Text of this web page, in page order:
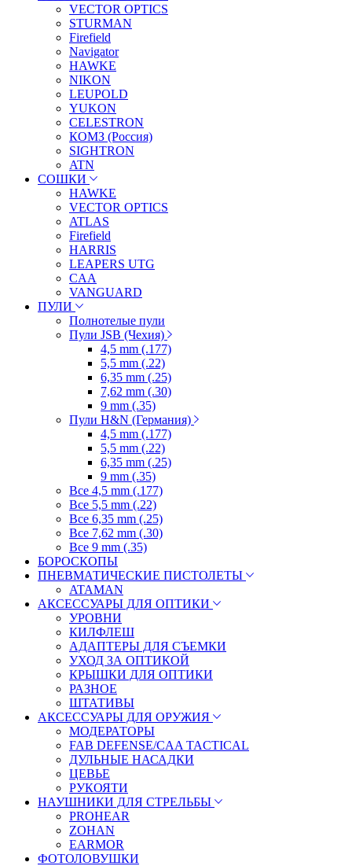
VECTOR OPTICS
STURMAN
Firefield
Navigator
HAWKE
NIKON
LEUPOLD
YUKON
CELESTRON
КОМЗ (Россия)
SIGHTRON
ATN
СОШКИ
HAWKE
VECTOR OPTICS
ATLAS
Firefield
HARRIS
LEAPERS UTG
CAA
VANGUARD
ПУЛИ
Полнотелые пули
Пули JSB (Чехия)
4,5 mm (.177)
5,5 mm (.22)
6,35 mm (.25)
7,62 mm (.30)
9 mm (.35)
Пули H&N (Германия)
4,5 mm (.177)
5,5 mm (.22)
6,35 mm (.25)
9 mm (.35)
Все 4,5 mm (.177)
Все 5,5 mm (.22)
Все 6,35 mm (.25)
Все 7,62 mm (.30)
Все 9 mm (.35)
БОРОСКОПЫ
ПНЕВМАТИЧЕСКИЕ ПИСТОЛЕТЫ
ATAMAN
АКСЕССУАРЫ ДЛЯ ОПТИКИ
УРОВНИ
КИЛФЛЕШ
АДАПТЕРЫ ДЛЯ СЪЕМКИ
УХОД ЗА ОПТИКОЙ
КРЫШКИ ДЛЯ ОПТИКИ
РАЗНОЕ
ШТАТИВЫ
АКСЕССУАРЫ ДЛЯ ОРУЖИЯ
МОДЕРАТОРЫ
FAB DEFENSE/CAA TACTICAL
ДУЛЬНЫЕ НАСАДКИ
ЦЕВЬЕ
РУКОЯТИ
НАУШНИКИ ДЛЯ СТРЕЛЬБЫ
PROHEAR
ZOHAN
EARMOR
ФОТОЛОВУШКИ